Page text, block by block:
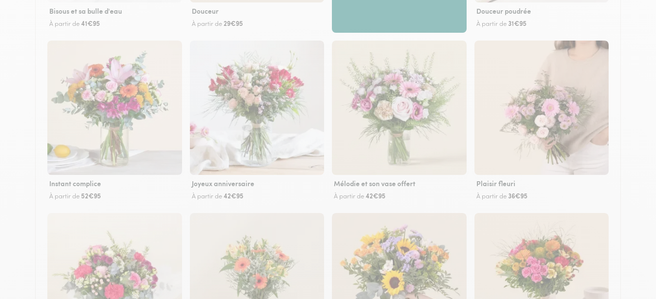
Bisous et sa bulle d'eau
À partir de41€95
Douceur
À partir de 29€95
Douceur poudrée
À partir de 31€95
Instant complice
À partir de 52€95
Joyeux anniversaire
À partir de42€95
Mélodie et son vase offert
À partir de42€95
Plaisir fleuri
À partir de 36€95